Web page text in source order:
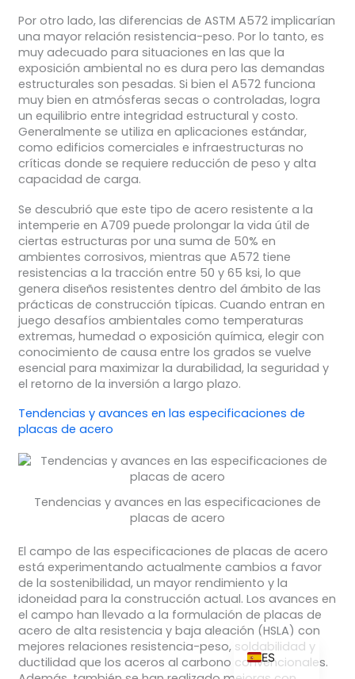
Por otro lado, las diferencias de ASTM A572 implicarían
una mayor relación resistencia-peso. Por lo tanto, es
muy adecuado para situaciones en las que la
exposición ambiental no es dura pero las demandas
estructurales son pesadas. Si bien el A572 funciona
muy bien en atmósferas secas o controladas, logra
un equilibrio entre integridad estructural y costo.
Generalmente se utiliza en aplicaciones estándar,
como edificios comerciales e infraestructuras no
críticas donde se requiere reducción de peso y alta
capacidad de carga.
Se descubrió que este tipo de acero resistente a la
intemperie en A709 puede prolongar la vida útil de
ciertas estructuras por una suma de 50% en
ambientes corrosivos, mientras que A572 tiene
resistencias a la tracción entre 50 y 65 ksi, lo que
genera diseños resistentes dentro del ámbito de las
prácticas de construcción típicas. Cuando entran en
juego desafíos ambientales como temperaturas
extremas, humedad o exposición química, elegir con
conocimiento de causa entre los grados se vuelve
esencial para maximizar la durabilidad, la seguridad y
el retorno de la inversión a largo plazo.
Tendencias y avances en las especificaciones de
placas de acero
Tendencias y avances en las especificaciones de
placas de acero
El campo de las especificaciones de placas de acero
está experimentando actualmente cambios a favor
de la sostenibilidad, un mayor rendimiento y la
idoneidad para la construcción actual. Los avances en
el campo han llevado a la formulación de placas de
acero de alta resistencia y baja aleación (HSLA) con
mejores relaciones resistencia-peso, soldabilidad y
ductilidad que los aceros al carbono convencionales.
ES
EN
DE
NL
FR
JA
RU